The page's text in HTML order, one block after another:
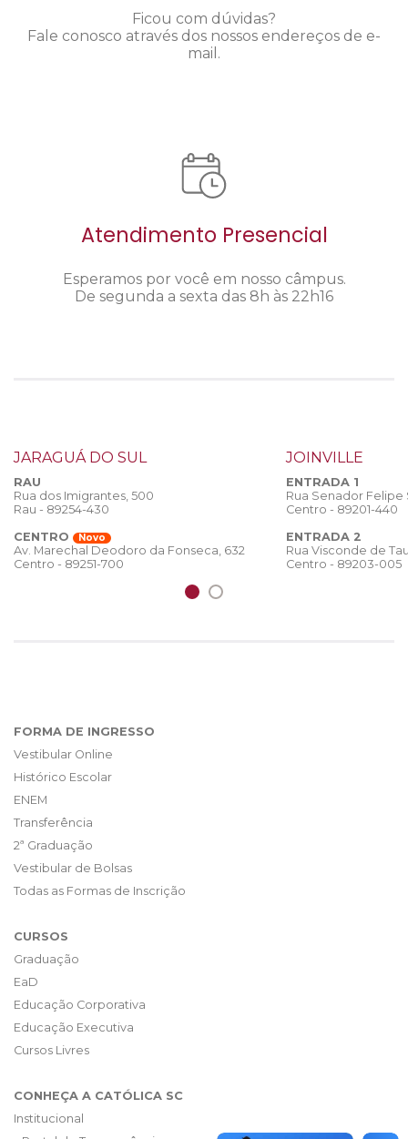
Ficou com dúvidas?
Fale conosco através dos nossos endereços de e-
mail.
Atendimento Presencial
Esperamos por você em nosso câmpus.
De segunda a sexta das 8h às 22h16
JARAGUÁ DO SUL
RAU
Rua dos Imigrantes, 500
Rau - 89254-430
CENTRO
Novo
Av. Marechal Deodoro da Fonseca, 632
Centro - 89251-700
JOINVILLE
ENTRADA 1
Rua Senador
Centro - 89201-440
ENTRADA 2
Rua Visconde de
Centro - 89203-005
FORMA DE INGRESSO
Vestibular Online
Histórico Escolar
ENEM
Transferência
2ª Graduação
Vestibular de Bolsas
Todas as Formas de Inscrição
CURSOS
Graduação
EaD
Educação Corporativa
Educação Executiva
Cursos Livres
CONHEÇA A CATÓLICA SC
Institucional